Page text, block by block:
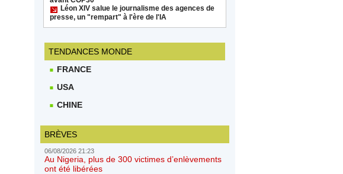
Léon XIV salue le journalisme des agences de
presse, un "rempart" à l'ère de l'IA
TENDANCES MONDE
FRANCE
USA
CHINE
BRÈVES
06/08/2026 21:23
Au Nigeria, plus de 300 victimes d’enlèvements
ont été libérées